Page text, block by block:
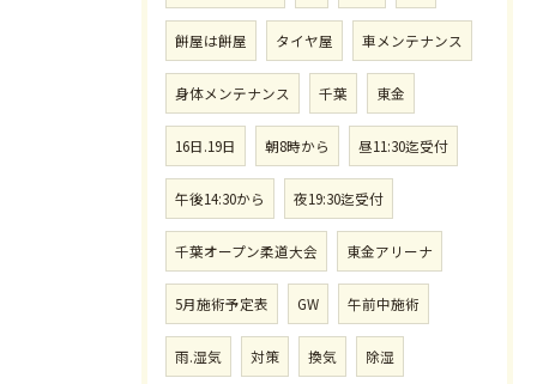
餅屋は餅屋 タイヤ屋 車メンテナンス
身体メンテナンス 千葉 東金
16日.19日 朝8時から 昼11:30迄受付
午後14:30から 夜19:30迄受付
千葉オープン柔道大会 東金アリーナ
5月施術予定表 GW 午前中施術
雨.湿気 対策 換気 除湿